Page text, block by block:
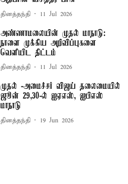
தினத்தந்தி 11 Jul 2026
அண்ணாமலையின் முதல் மாநாடு:
நாளை முக்கிய அறிவிப்புகளை
வெளியிட திட்டம்
தினத்தந்தி 11 Jul 2026
முதல் -அமைச்சர் விஜய் தலைமையில்
ஜூன் 29,30-ல் ஐஏஎஸ், ஐபிஎஸ்
மாநாடு
தினத்தந்தி 19 Jun 2026